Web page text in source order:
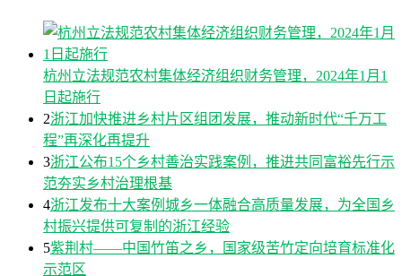
杭州立法规范农村集体经济组织财务管理，2024年1月1
日起施行
2浙江加快推进乡村片区组团发展，推动新时代“千万工
程”再深化再提升
3浙江公布15个乡村善治实践案例，推进共同富裕先行示
范夯实乡村治理根基
4浙江发布十大案例城乡一体融合高质量发展，为全国乡
村振兴提供可复制的浙江经验
5紫荆村——中国竹笛之乡，国家级苦竹定向培育标准化
示范区